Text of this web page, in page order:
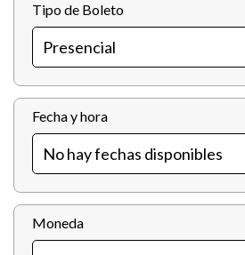
Tipo de Boleto
Fecha y hora
Moneda